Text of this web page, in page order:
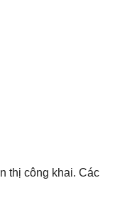
thị công khai. Các